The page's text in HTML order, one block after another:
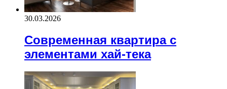
30.03.2026
Современная квартира с
элементами хай-тека